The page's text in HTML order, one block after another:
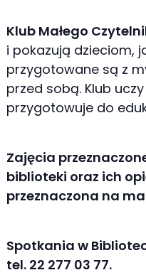
Klub Małego
i pokazują dzieciom,
przygotowane są z
przed sobą. Klub
przygotowuje do
Zajęcia
biblioteki oraz ich
przeznaczona na
Spotkania w
tel. 22 277 03 77.